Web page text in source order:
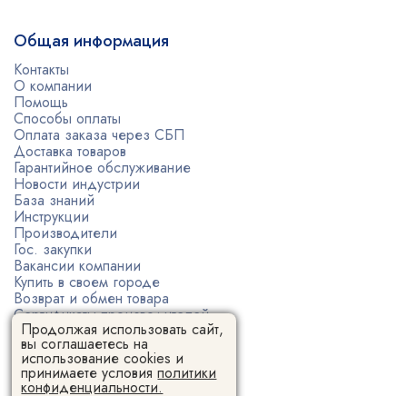
Общая информация
Контакты
О компании
Помощь
Способы оплаты
Оплата заказа через СБП
Доставка товаров
Гарантийное обслуживание
Новости индустрии
База знаний
Инструкции
Производители
Гос. закупки
Вакансии компании
Купить в своем городе
Возврат и обмен товара
Сертификаты производителей
Политика конфиденциальности
Пользовательское соглашение
Продолжая использовать сайт,
вы соглашаетесь на
использование cookies и
принимаете условияполитики
конфиденциальности.